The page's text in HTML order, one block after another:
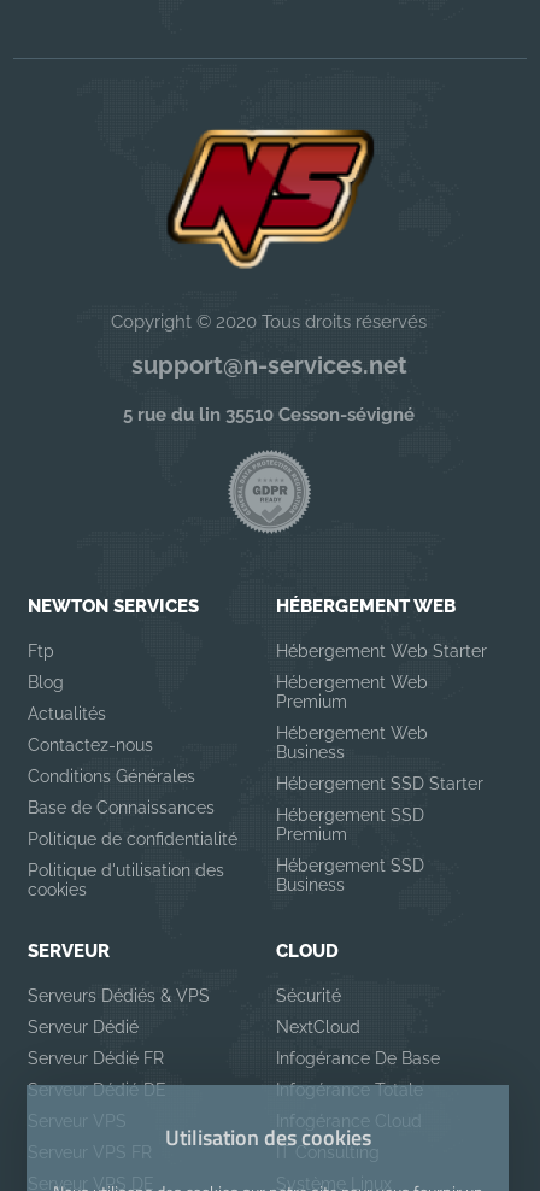
Copyright © 2020 Tous droits réservés
support@n-services.net
5 rue du lin 35510 Cesson-sévigné
NEWTON SERVICES
Ftp
Blog
Actualités
Contactez-nous
Conditions Générales
Base de Connaissances
Politique de confidentialité
Politique d'utilisation des
cookies
HÉBERGEMENT WEB
Hébergement Web Starter
Hébergement Web
Premium
Hébergement Web
Business
Hébergement SSD Starter
Hébergement SSD
Premium
Hébergement SSD
Business
SERVEUR
Serveurs Dédiés & VPS
Serveur Dédié
Serveur Dédié FR
Serveur Dédié DE
Serveur VPS
Serveur VPS FR
Serveur VPS DE
CLOUD
Sécurité
NextCloud
Infogérance De Base
Infogérance Totale
Infogérance Cloud
IT Consulting
Système Linux
Utilisation des cookies